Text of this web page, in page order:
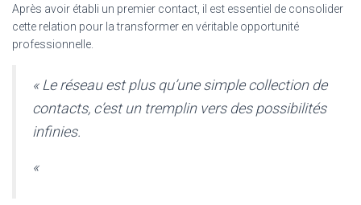
Après avoir établi un premier contact, il est essentiel de consolider
cette relation pour la transformer en véritable opportunité
professionnelle.
« Le réseau est plus qu’une simple collection de
contacts, c’est un tremplin vers des possibilités
infinies.
«